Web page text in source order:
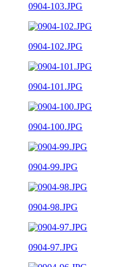
0904-103.JPG
0904-102.JPG
0904-101.JPG
0904-100.JPG
0904-99.JPG
0904-98.JPG
0904-97.JPG